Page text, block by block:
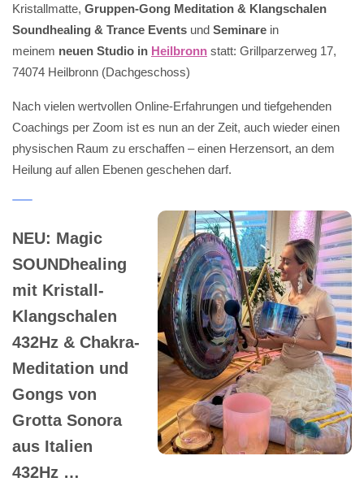
Kristallmatte, Gruppen-Gong Meditation & Klangschalen
Soundhealing & Trance Events und Seminare in
meinem neuen Studio in Heilbronn statt: Grillparzerweg 17,
74074 Heilbronn (Dachgeschoss)
Nach vielen wertvollen Online-Erfahrungen und tiefgehenden
Coachings per Zoom ist es nun an der Zeit, auch wieder einen
physischen Raum zu erschaffen – einen Herzensort, an dem
Heilung auf allen Ebenen geschehen darf.
NEU: Magic
SOUNDhealing
mit Kristall-
Klangschalen
432Hz & Chakra-
Meditation und
Gongs von
Grotta Sonora
aus Italien
432Hz …